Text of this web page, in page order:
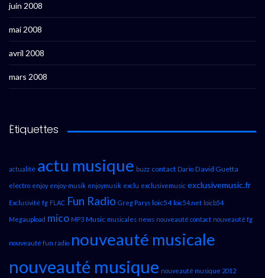
juin 2008
mai 2008
avril 2008
mars 2008
Étiquettes
actualité actu musique buzz contact Dario David Guetta
electro enjoy enjoy-musik enjoymusik exclu exclusivemusic exclusivemusic.fr
Exclusivité fg FLAC Fun Radio Greg Parys loic54 loic54.net loicb54
Megaupload mico MP3 Music musicales news nouveauté contact nouveauté fg
nouveauté fun radio nouveauté musicale
nouveauté musique nouveauté musique 2012